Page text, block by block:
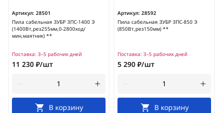
Артикул: 28501
Пила сабельная ЗУБР ЗПС-1400 Э
(1400Вт,рез255мм,0-2800ход/
мин,маятник) **
Поставка: 3–5 рабочих дней
11 230 ₽/шт
В корзину
Артикул: 28592
Пила сабельная ЗУБР ЗПС-850 Э
(850Вт,рез150мм) **
Поставка: 3–5 рабочих дней
5 290 ₽/шт
В корзину